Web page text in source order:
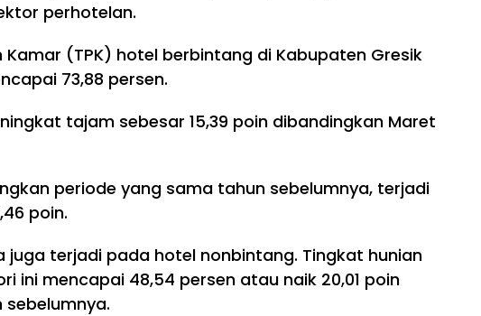
perhotelan.
Kamar (TPK) hotel berbintang di Kabupaten Gresik
73,88 persen.
tajam sebesar 15,39 poin dibandingkan Maret
periode yang sama tahun sebelumnya, terjadi
poin.
juga terjadi pada hotel nonbintang. Tingkat hunian
ini mencapai 48,54 persen atau naik 20,01 poin